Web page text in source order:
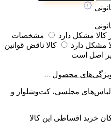
کالا مشکل دارد
مشخصات
مشکل دارد
کالا ناقض قوانین
اصل است
محصول
مخصوص لباس‌های مجلسی، کت‌وشلوار و
خرید اقساطی این کالا